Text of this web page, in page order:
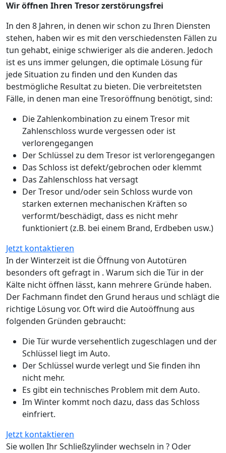
Wir öffnen Ihren Tresor zerstörungsfrei
In den 8 Jahren, in denen wir schon zu Ihren Diensten
stehen, haben wir es mit den verschiedensten Fällen zu
tun gehabt, einige schwieriger als die anderen. Jedoch
ist es uns immer gelungen, die optimale Lösung für
jede Situation zu finden und den Kunden das
bestmögliche Resultat zu bieten. Die verbreitetsten
Fälle, in denen man eine Tresoröffnung benötigt, sind:
Die Zahlenkombination zu einem Tresor mit
Zahlenschloss wurde vergessen oder ist
verlorengegangen
Der Schlüssel zu dem Tresor ist verlorengegangen
Das Schloss ist defekt/gebrochen oder klemmt
Das Zahlenschloss hat versagt
Der Tresor und/oder sein Schloss wurde von
starken externen mechanischen Kräften so
verformt/beschädigt, dass es nicht mehr
funktioniert (z.B. bei einem Brand, Erdbeben usw.)
Jetzt kontaktieren
In der Winterzeit ist die Öffnung von Autotüren
besonders oft gefragt in . Warum sich die Tür in der
Kälte nicht öffnen lässt, kann mehrere Gründe haben.
Der Fachmann findet den Grund heraus und schlägt die
richtige Lösung vor. Oft wird die Autoöffnung aus
folgenden Gründen gebraucht:
Die Tür wurde versehentlich zugeschlagen und der
Schlüssel liegt im Auto.
Der Schlüssel wurde verlegt und Sie finden ihn
nicht mehr.
Es gibt ein technisches Problem mit dem Auto.
Im Winter kommt noch dazu, dass das Schloss
einfriert.
Jetzt kontaktieren
Sie wollen Ihr Schließzylinder wechseln in ? Oder